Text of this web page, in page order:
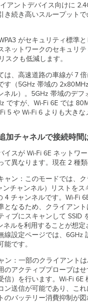
アントデバイス向けに
き続き高いスループット
がセキュリティ標準
ネットワークのセキュリ
スクも低減します。
は、高速道路の車線が 7
す（5GHz 帯域の
ネル）。5GHz 帯域のデフ
ですが、Wi-Fi 6E では
5 や Wi-Fi 6 よりも大きな
加チャネルで接続時間
イスが Wi-Fi 6E ネットワ
て異なります。現在 2 種
ャン：このモードでは、
ンチャンネル）リストを
4 チャンネルです。Wi-Fi
となるため、クライアン
ィブにスキャンして SSID
ネルを利用することが想
線設定ページでは、6GHz
です。
ン：一部のクライアント
のアクティブプローブは
信）を行います。Wi-Fi 6E
ン送信が可能であり、こ
のバッテリー消費抑制が図